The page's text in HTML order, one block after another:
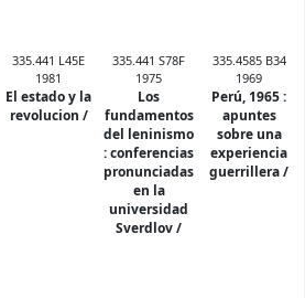
335.441 L45E
1981
El estado y la
revolucion /
335.441 S78F
1975
Los
fundamentos
del leninismo
:conferencias
pronunciadas
en la
universidad
Sverdlov /
335.4585 B34
1969
Perú, 1965 :
apuntes
sobre una
experiencia
guerrillera /